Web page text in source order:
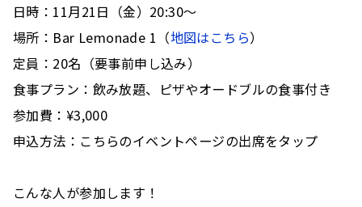
日時：11月21日（金）20:30〜
場所：Bar Lemonade 1（地図はこちら）
定員：20名（要事前申し込み）
食事プラン：飲み放題、ピザやオードブルの食事付き
参加費：¥3,000
申込方法：こちらのイベントページの出席をタップ
こんな人が参加します！